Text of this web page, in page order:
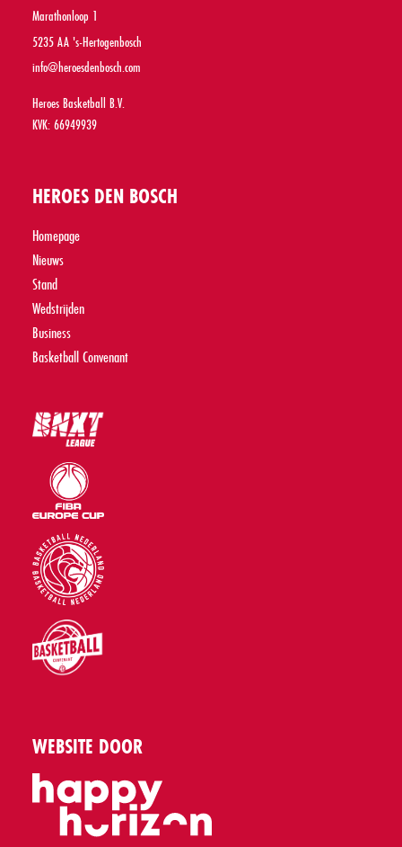
Marathonloop 1
5235 AA 's-Hertogenbosch
info@heroesdenbosch.com
Heroes Basketball B.V.
KVK: 66949939
HEROES DEN BOSCH
Homepage
Nieuws
Stand
Wedstrijden
Business
Basketball Convenant
WEBSITE DOOR